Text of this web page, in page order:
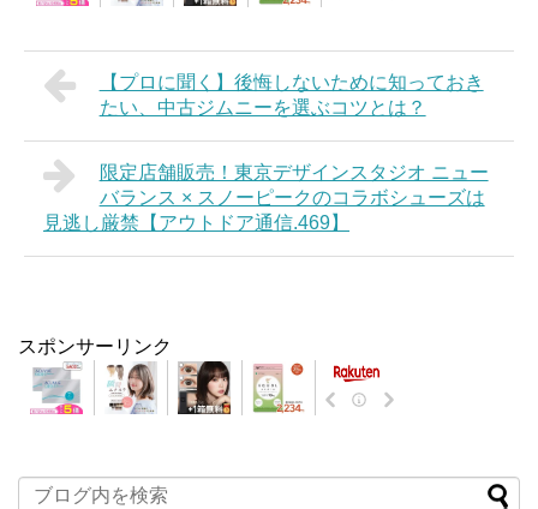
【プロに聞く】後悔しないために知っておき
たい、中古ジムニーを選ぶコツとは？
限定店舗販売！東京デザインスタジオ ニュー
バランス × スノーピークのコラボシューズは
見逃し厳禁【アウトドア通信.469】
スポンサーリンク